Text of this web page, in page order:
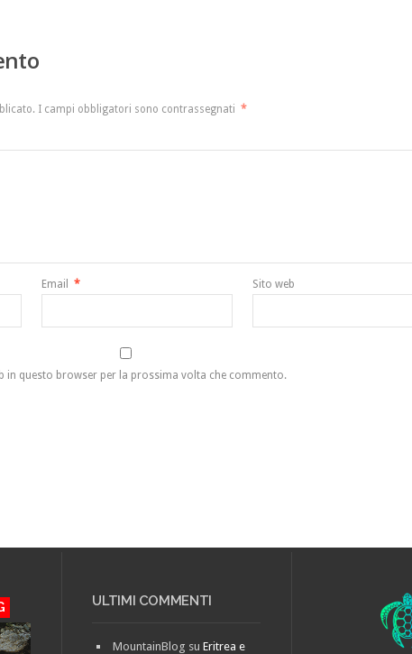
I campi obbligatori sono contrassegnati *
Email * Sito web
in questo browser per la prossima volta che commento.
ULTIMI COMMENTI
MountainBlog suEritrea e